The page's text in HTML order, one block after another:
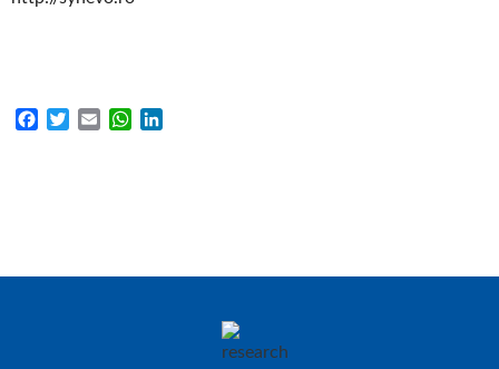
FacebookTwitter
Email WhatsApp